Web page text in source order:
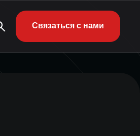
Связаться с нами